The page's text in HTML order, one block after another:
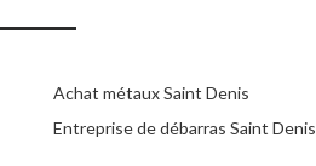
Achat métaux Saint Denis
Entreprise de débarras Saint Denis